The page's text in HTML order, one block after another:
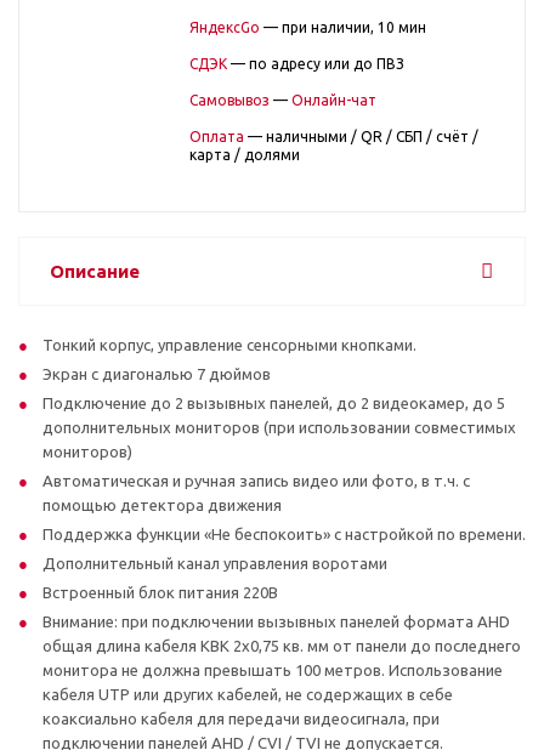
ЯндексGo — при наличии, 10 мин
СДЭК — по адресу или до ПВЗ
Самовывоз — Онлайн-чат
Оплата — наличными / QR / СБП / счёт /
карта / долями
Описание
Тонкий корпус, управление сенсорными кнопками.
Экран с диагональю 7 дюймов
Подключение до 2 вызывных панелей, до 2 видеокамер, до 5
дополнительных мониторов (при использовании совместимых
мониторов)
Автоматическая и ручная запись видео или фото, в т.ч. с
помощью детектора движения
Поддержка функции «Не беспокоить» с настройкой по времени.
Дополнительный канал управления воротами
Встроенный блок питания 220В
Внимание: при подключении вызывных панелей формата AHD
общая длина кабеля КВК 2х0,75 кв. мм от панели до последнего
монитора не должна превышать 100 метров. Использование
кабеля UTP или других кабелей, не содержащих в себе
коаксиально кабеля для передачи видеосигнала, при
подключении панелей AHD / CVI / TVI не допускается.